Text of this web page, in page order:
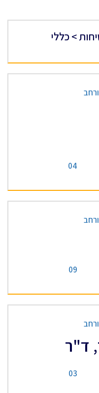
> כללי
04
09
ד"ר
03